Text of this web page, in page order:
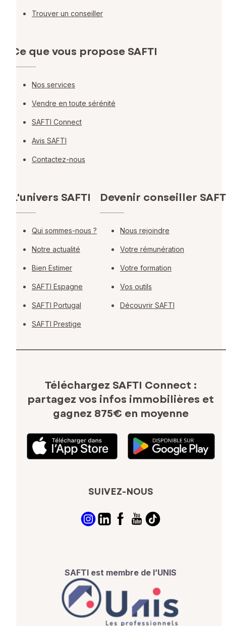
Trouver un conseiller
Ce que vous propose SAFTI
Nos services
Vendre en toute sérénité
SAFTI Connect
Avis SAFTI
Contactez-nous
L'univers SAFTI
Qui sommes-nous ?
Notre actualité
Bien Estimer
SAFTI Espagne
SAFTI Portugal
SAFTI Prestige
Devenir conseiller
Nous rejoindre
Votre rémunération
Votre formation
Vos outils
Découvrir SAFTI
Téléchargez SAFTI Connect :
partagez vos infos immobilières et
gagnez 875€ en moyenne
SUIVEZ-NOUS
SAFTI est membre de l’UNIS